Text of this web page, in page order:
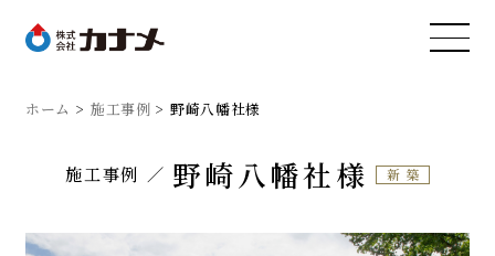
ホーム 施工事例 野崎八幡社様
施工事例 野崎八幡社様 新築